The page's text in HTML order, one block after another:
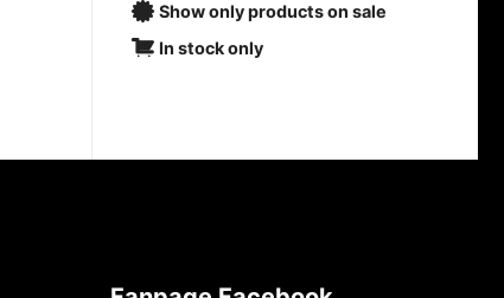
Show only products on sale
In stock only